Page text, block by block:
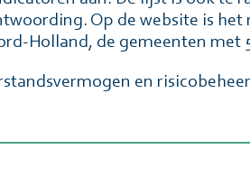
Op de website is
Holland, de gemeenten met
en